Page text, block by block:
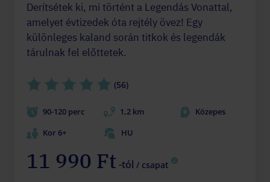
Derítsétek ki, mi történt a Legendás Vonattal,
amelyet évtizedek óta rejtély övez! Egy
különleges kaland során titkok és legendák
tárulnak fel előttetek.
(56)
90-120 perc 1,2 km
Közepes
Kor 6+
HU
11 990 Ft -tól / csapat